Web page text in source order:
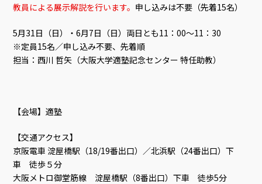
教員による展示解説を行います。 申し込みは不要（先着15名）
5月31日（日）・6月7日（日）両日とも11：00～11：30
※定員15名／申し込み不要、先着順
担当：西川 哲矢（大阪大学適塾記念センター 特任助教）
【会場】適塾
【交通アクセス】
京阪電車 淀屋橋駅（18/19番出口）／北浜駅（24番出口）下
車 徒歩５分
大阪メトロ御堂筋線 淀屋橋駅（8番出口）下車 徒歩5分